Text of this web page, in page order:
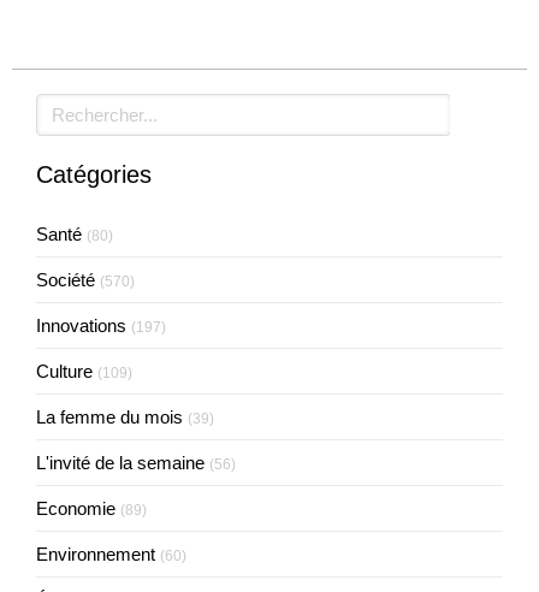
Rechercher
Catégories
Santé (80)
Société (570)
Innovations (197)
Culture (109)
La femme du mois (39)
L'invité de la semaine (56)
Economie (89)
Environnement (60)